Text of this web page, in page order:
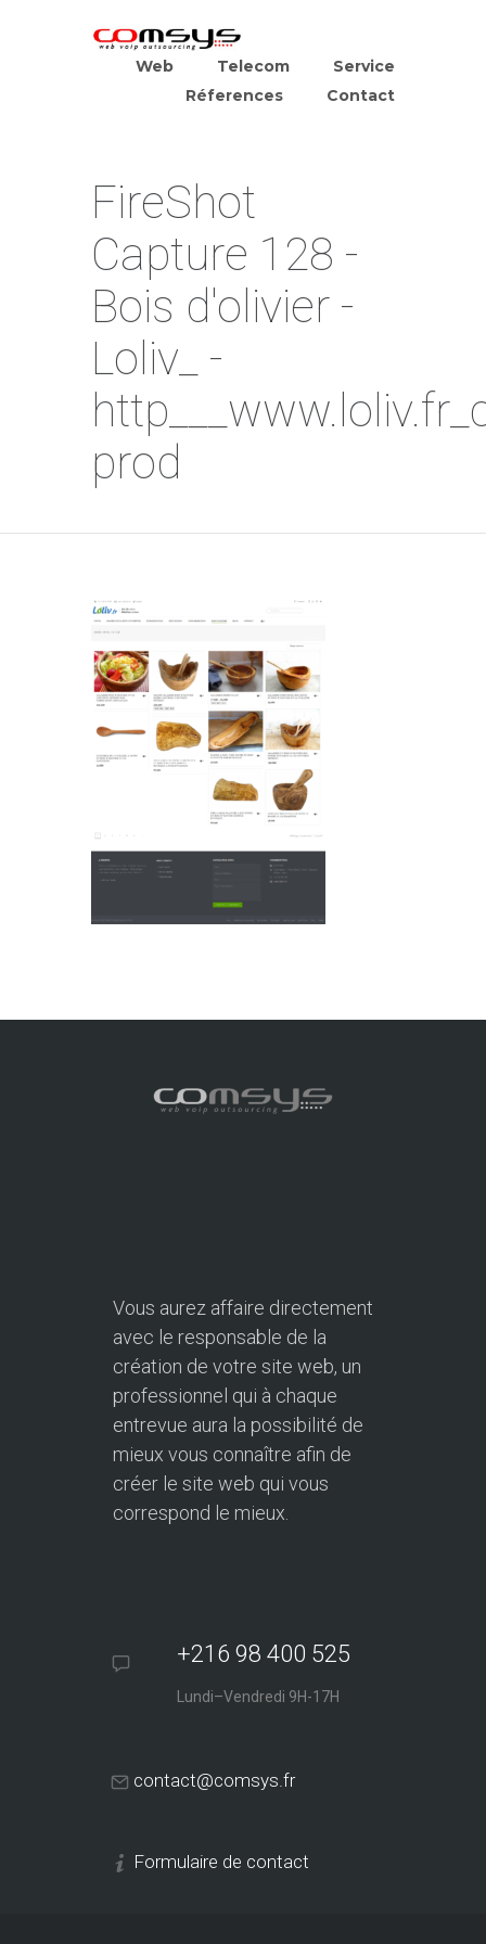
Web Telecom
Service
Réferences
Contact
FireShot
Capture 128 -
Bois d'olivier -
Loliv_ -
prod
Vous aurez affaire directement
avec le responsable de la
création de votre site web, un
professionnel qui à chaque
entrevue aura la possibilité de
mieux vous connaître afin de
créer le site web qui vous
correspond le mieux.
+216 98 400 525
Lundi–Vendredi 9H-17H
contact@comsys.fr
Formulaire de contact